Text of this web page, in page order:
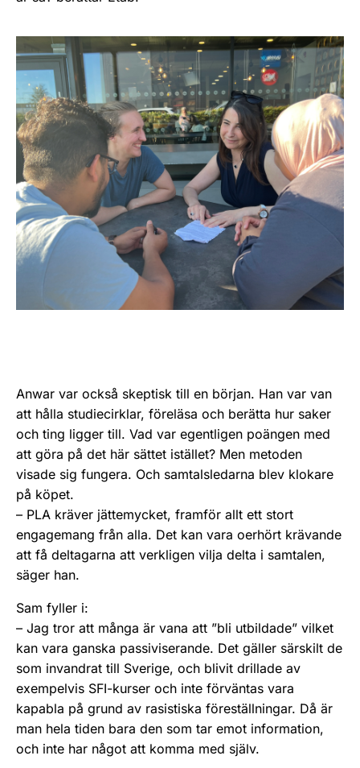
Anwar var också skeptisk till en början. Han var van
att hålla studiecirklar, föreläsa och berätta hur saker
och ting ligger till. Vad var egentligen poängen med
att göra på det här sättet istället? Men metoden
visade sig fungera. Och samtalsledarna blev klokare
på köpet.
– PLA kräver jättemycket, framför allt ett stort
engagemang från alla. Det kan vara oerhört krävande
att få deltagarna att verkligen vilja delta i samtalen,
säger han.
Sam fyller i:
– Jag tror att många är vana att ”bli utbildade” vilket
kan vara ganska passiviserande. Det gäller särskilt de
som invandrat till Sverige, och blivit drillade av
exempelvis SFI-kurser och inte förväntas vara
kapabla på grund av rasistiska föreställningar. Då är
man hela tiden bara den som tar emot information,
och inte har något att komma med själv.